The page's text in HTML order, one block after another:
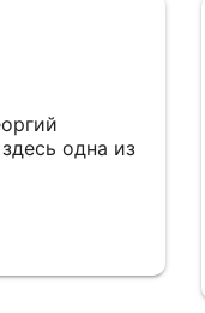
одна из